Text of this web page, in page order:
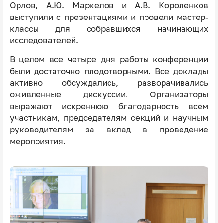
Орлов, А.Ю. Маркелов и А.В. Короленков
выступили с презентациями и провели мастер-
классы для собравшихся начинающих
исследователей.
В целом все четыре дня работы конференции
были достаточно плодотворными. Все доклады
активно обсуждались, разворачивались
оживленные дискуссии. Организаторы
выражают искреннюю благодарность всем
участникам, председателям секций и научным
руководителям за вклад в проведение
мероприятия.